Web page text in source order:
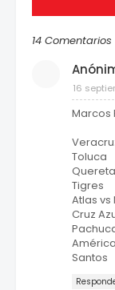
14 Comentarios
16
Marcos
Toluca
Tigres
Atlas
Cruz
América
Santos